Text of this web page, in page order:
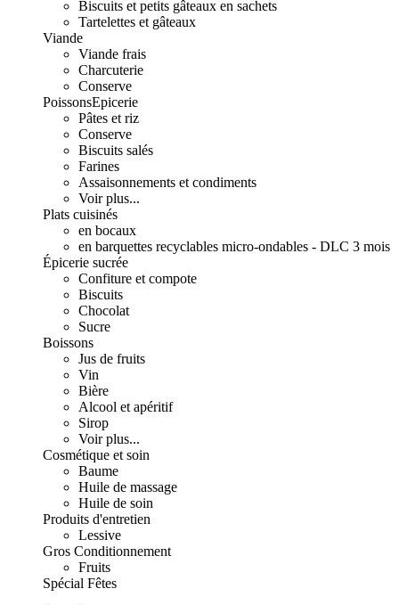
Biscuits et petits gâteaux en sachets
Tartelettes et gâteaux
Viande
Viande frais
Charcuterie
Conserve
PoissonsEpicerie
Pâtes et riz
Conserve
Biscuits salés
Farines
Assaisonnements et condiments
Voir plus...
Plats cuisinés
en bocaux
en barquettes recyclables micro-ondables - DLC 3 mois
Épicerie sucrée
Confiture et compote
Biscuits
Chocolat
Sucre
Boissons
Jus de fruits
Vin
Bière
Alcool et apéritif
Sirop
Voir plus...
Cosmétique et soin
Baume
Huile de massage
Huile de soin
Produits d'entretien
Lessive
Gros Conditionnement
Fruits
Spécial Fêtes